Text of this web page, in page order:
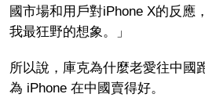
國市場和用戶對iPhone X的反應
我最狂野的想象。」
所以說，庫克為什麼老愛往中國
為 iPhone 在中國賣得好。